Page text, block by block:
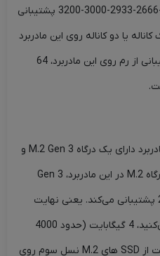
DDR4 با فرکانس‌های 2133-2400-2666-2933-3000-3200 پشتیبانی
یا دو کاناله روی این مادربرد
استفاده کنید. حداکثر ظرفیت پشتیبانی از رم روی این مادربرد، 64
درباره‌ی پشتیبانی از حافظه، این مادربرد دارای یک درگاه M.2 Gen 3 و
چهار عدد پورت SATA 3.0 است. درگاه M.2 در این مادربرد، Gen 3
است که از استاندارد 2242 و 2280 پشتیبانی می‌کند. یعنی نهایت
سرعتی که در این درگاه دریافت می‌کنید، 4 گیگابایت (حدود 4000
مگابایت) در ثانیه است و بهتر است از SSD های M.2 نسل سوم روی